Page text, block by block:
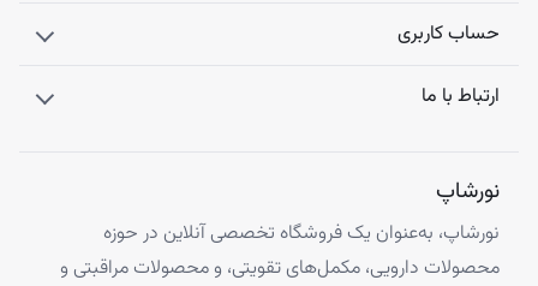
حساب کاربری
ارتباط با ما
نورشاپ
نورشاپ، به‌عنوان یک فروشگاه تخصصی آنلاین در حوزه
محصولات دارویی، مکمل‌های تقویتی، و محصولات مراقبتی و